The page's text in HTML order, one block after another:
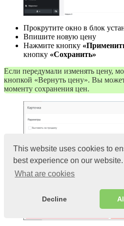
This website uses cookies to
best experience on our website.
What are cookies
Decline
Прокрутите окно в блок
Впишите новую цену
Нажмите кнопку
кнопку «Сохранить»
Если передумали изменять цену,
кнопкой «Вернуть цену». Вы
моменту сохранения цен.